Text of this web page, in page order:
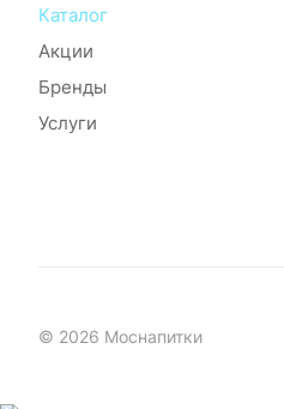
Каталог
Акции
Бренды
Услуги
© 2026 Моснапитки